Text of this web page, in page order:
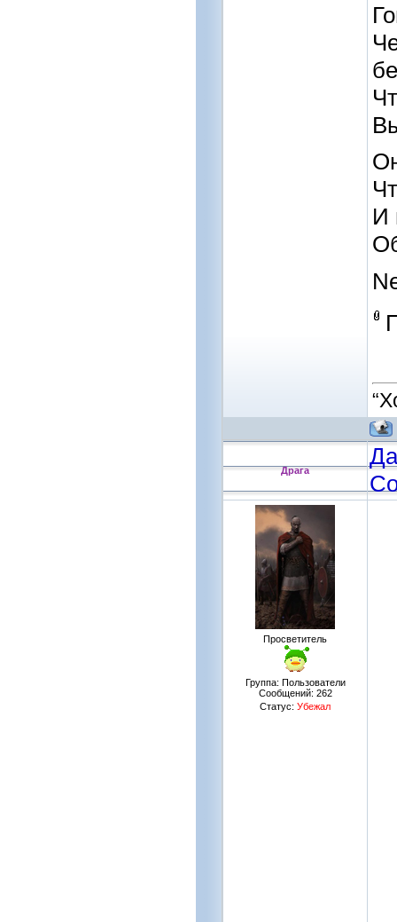
И
Драга
Просветитель
Группа: Пользователи
Сообщений: 262
Статус: Убежал